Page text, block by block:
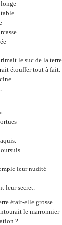
table.
le suc de la terre
étouffer tout à fait.
leur nudité
leur secret.
était-elle grosse
le marronnier
?